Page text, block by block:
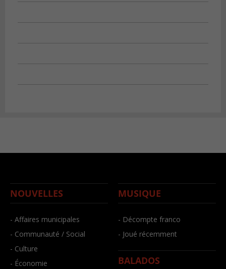
NOUVELLES
- Affaires municipales
- Communauté / Social
- Culture
- Économie
MUSIQUE
- Décompte franco
- Joué récemment
BALADOS